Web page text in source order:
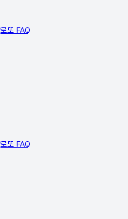
로또 FAQ
로또 FAQ